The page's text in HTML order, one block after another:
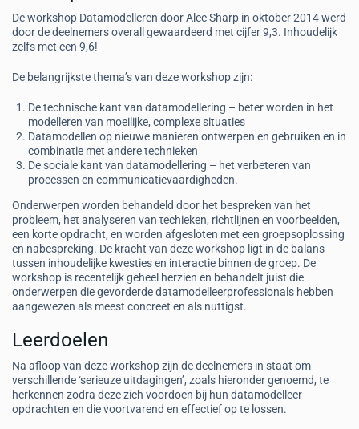
De workshop Datamodelleren door Alec Sharp in oktober 2014 werd
door de deelnemers overall gewaardeerd met cijfer 9,3. Inhoudelijk
zelfs met een 9,6!
De belangrijkste thema’s van deze workshop zijn:
De technische kant van datamodellering – beter worden in het
modelleren van moeilijke, complexe situaties
Datamodellen op nieuwe manieren ontwerpen en gebruiken en in
combinatie met andere technieken
De sociale kant van datamodellering – het verbeteren van
processen en communicatievaardigheden.
Onderwerpen worden behandeld door het bespreken van het
probleem, het analyseren van techieken, richtlijnen en voorbeelden,
een korte opdracht, en worden afgesloten met een groepsoplossing
en nabespreking. De kracht van deze workshop ligt in de balans
tussen inhoudelijke kwesties en interactie binnen de groep. De
workshop is recentelijk geheel herzien en behandelt juist die
onderwerpen die gevorderde datamodelleerprofessionals hebben
aangewezen als meest concreet en als nuttigst.
Leerdoelen
Na afloop van deze workshop zijn de deelnemers in staat om
verschillende ‘serieuze uitdagingen’, zoals hieronder genoemd, te
herkennen zodra deze zich voordoen bij hun datamodelleer
opdrachten en die voortvarend en effectief op te lossen.